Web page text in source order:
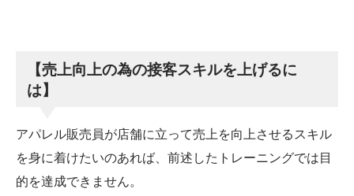
【売上向上の為の接客スキルを上げるに
は】
アパレル販売員が店舗に立って売上を向上させるスキル
を身に着けたいのあれば、前述したトレーニングでは目
的を達成できません。